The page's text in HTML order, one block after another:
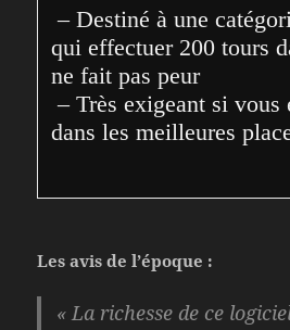
– Destiné à une catégorie de joueurs à
qui effectuer 200 tours
ne fait pas peur
– Très exigeant si vous espérez finir
dans les meilleures
Les avis de l’époque :
« La richesse de ce